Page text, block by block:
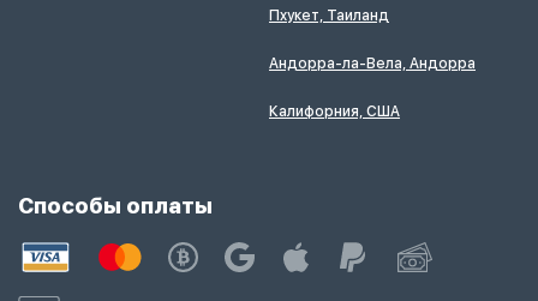
Пхукет, Таиланд
Андорра-ла-Вела, Андорра
Калифорния, США
Способы оплаты